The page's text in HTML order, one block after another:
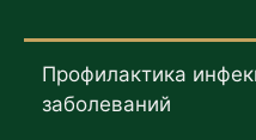
Профилактика
заболеваний